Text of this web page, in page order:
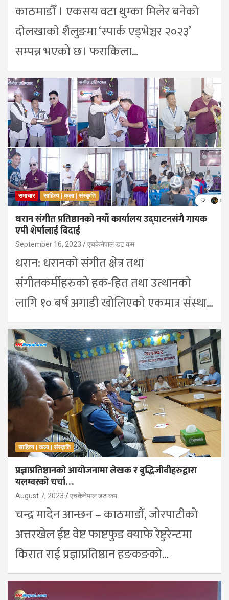
काठमाडौँ । एकसय वटा थुम्का मिलेर बनेको
दोलखाको शैलुङमा ‘स्पार्क एड्भेञ्चर २०२३’
सम्पन्न भएको छ। फराकिला…
समाचार साहित्य | कला | संस्कृति
धरान संगीत प्रतिष्ठानको नयाँ कार्यालय उद्घाटनसंगै गायक
एपी शेर्पालाई बिदाई
September 16, 2023 एचकेनेपाल डट कम
धरान: धरानको संगीत क्षेत्र तथा
संगीतकर्मीहरुको हक-हित तथा उत्थानको
लागि १० बर्ष अगाडी खोलिएको एकमात्र संस्था…
साहित्य | कला | संस्कृति
प्रज्ञाप्रतिष्ठानको आयोजनामा लेखक र बुद्धिजीवीहरुद्वारा
यलम्वरको चर्चा…
August 7, 2023 एचकेनेपाल डट कम
चन्द्र मादेन आन्छन – काठमाडौं, जोरपाटीको
अत्तरखेल ईष्ट वेष्ट फाष्टफुड क्याफे रेष्टुरेन्टमा
किरात राई प्रज्ञाप्रतिष्ठान हङकङको…